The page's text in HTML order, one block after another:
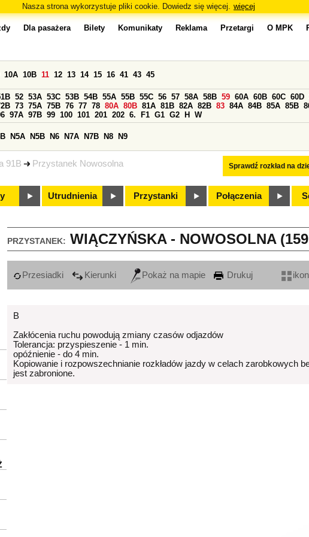
Nasza strona wykorzystuje pliki cookie. Dowiedz się więcej. więcej
91B Przystanek Nowosolna
Dla pasażera Bilety Komunikaty Reklama Przetargi O MPK
Sprawdź rozkład na
10A 10B 11 12 13 14 15 16 41 43 45
52 53A 53C 53B 54B 55A 55B 55C 56 57 58A 58B 59 60A 60B 60C 60D
73 75A 75B 76 77 78 80A 80B 81A 81B 82A 82B 83 84A 84B 85A 85B
97A 97B 99 100 101 201 202 6. F1 G1 G2 H W
N5A N5B N6 N7A N7B N8 N9
Utrudnienia Przystanki Połączenia
PRZYSTANEK: WIĄCZYŃSKA - NOWOSOLNA
Przesiadki Kierunki Pokaż na mapie Drukuj
B
Zakłócenia ruchu powodują zmiany czasów odjazdów
Tolerancja: przyspieszenie - 1 min.
opóźnienie - do 4 min.
Kopiowanie i rozpowszechnianie rozkładów jazdy w celach zarobkowych
jest zabronione.